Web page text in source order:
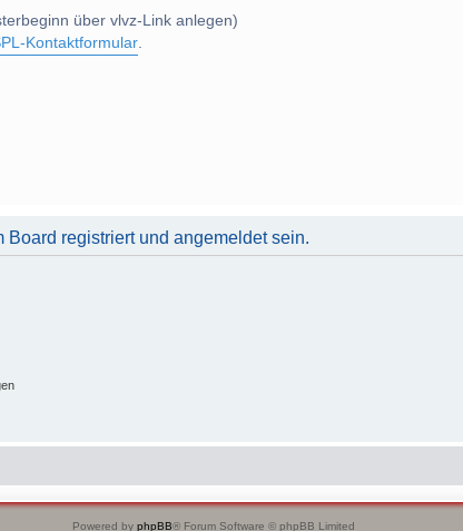
über vlvz-Link anlegen)
Kontaktformular.
registriert und angemeldet sein.
Powered by phpBB® Forum Software © phpBB Limited